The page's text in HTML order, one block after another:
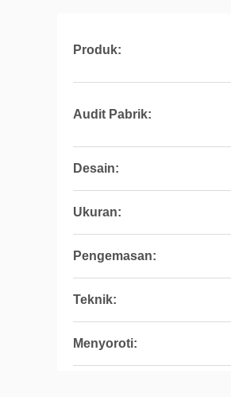
Produk:
Audit Pabrik:
Desain:
Ukuran:
Pengemasan:
Teknik:
Menyoroti: